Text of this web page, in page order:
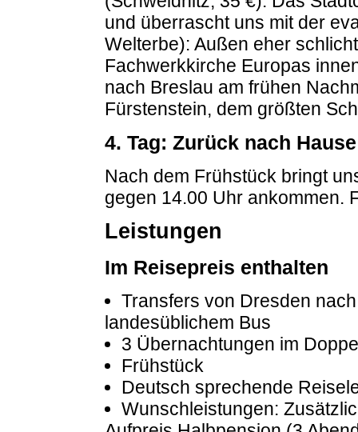
und überrascht uns mit der
Welterbe): Außen eher
Fachwerkkirche Europas
nach Breslau am frühen
Fürstenstein, dem größten
4. Tag: Zurück nach Hause
Nach dem Frühstück bringt
gegen 14.00 Uhr ankommen.
Leistungen
Im Reisepreis enthalten
Transfers von Dresden
landesüblichem Bus
3 Übernachtungen im
Frühstück
Deutsch sprechende
Wunschleistungen: